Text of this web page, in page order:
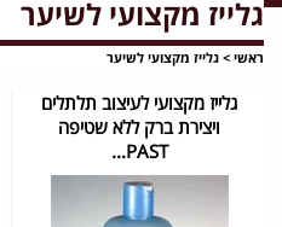
גלייז מקצועי לשיער
ראשי > גלייז מקצועי לשיער
גלייז מקצועי לעיצוב תלתלים
ויצירת ברק ללא שטיפה
PAST...